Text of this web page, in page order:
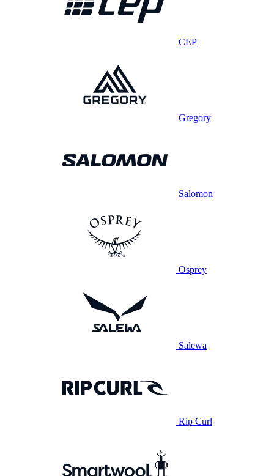
CEP
Gregory
Salomon
Osprey
Salewa
Rip Curl